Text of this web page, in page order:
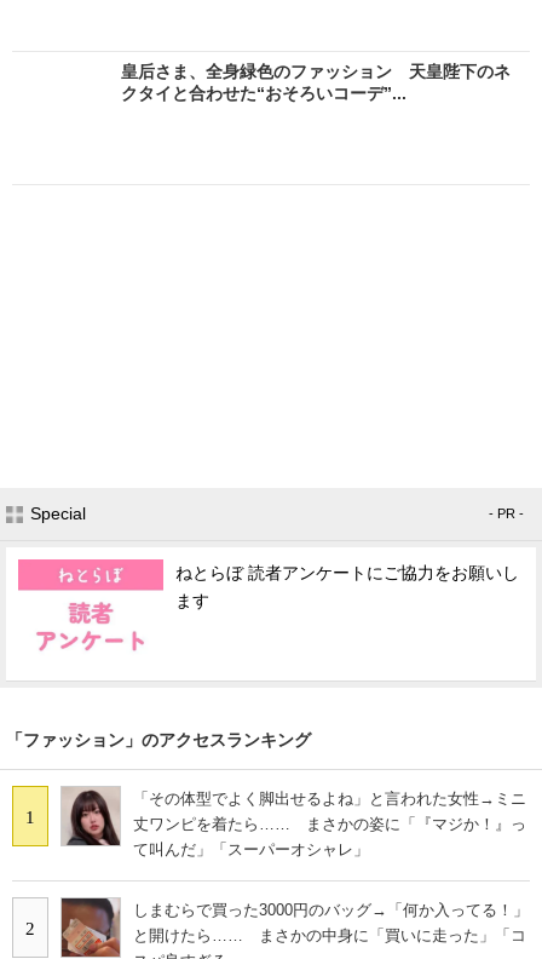
皇后さま、全身緑色のファッション 天皇陛下のネ
クタイと合わせた“おそろいコーデ”...
Special - PR -
ねとらぼ 読者アンケートにご協力をお願いし
ます
「ファッション」のアクセスランキング
1
「その体型でよく脚出せるよね」と言われた女性→ミニ
丈ワンピを着たら…… まさかの姿に「『マジか！』っ
て叫んだ」「スーパーオシャレ」
2
しまむらで買った3000円のバッグ→「何か入ってる！」
と開けたら…… まさかの中身に「買いに走った」「コ